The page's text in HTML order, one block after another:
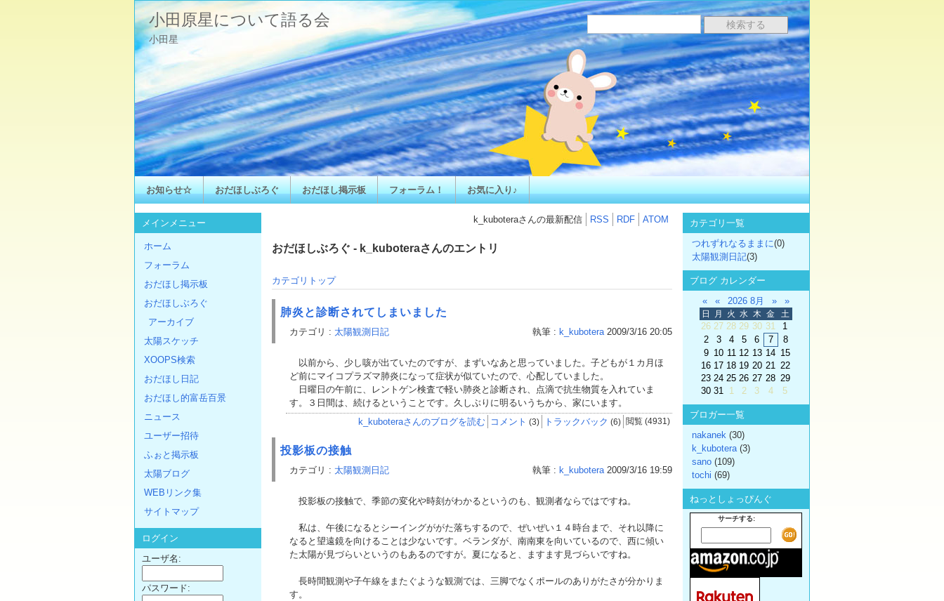
小田原星について語る会
小田星
お知らせ☆ おだほしぶろぐ おだほし掲示板 フォーラム！ お気に入り♪
k_kuboteraさんの最新配信 RSS RDF ATOM
おだほしぶろぐ - k_kuboteraさんのエントリ
カテゴリトップ
肺炎と診断されてしまいました
カテゴリ : 太陽観測日記 執筆 : k_kubotera 2009/3/16 20:05
以前から、少し咳が出ていたのですが、まずいなあと思っていました。子どもが１カ月ほ
ど前にマイコプラズマ肺炎になって症状が似ていたので、心配していました。
日曜日の午前に、レントゲン検査で軽い肺炎と診断され、点滴で抗生物質を入れていま
す。３日間は、続けるということです。久しぶりに明るいうちから、家にいます。
k_kuboteraさんのブログを読む
コメント (3) トラックバック (6) 閲覧 (4931)
投影板の接触
カテゴリ : 太陽観測日記 執筆 : k_kubotera 2009/3/16 19:59
投影板の接触で、季節の変化や時刻がわかるというのも、観測者ならではですね。
私は、午後になるとシーイングががた落ちするので、ぜいぜい１４時台まで、それ以降に
なると望遠鏡を向けることは少ないです。ベランダが、南南東を向いているので、西に傾い
た太陽が見づらいというのもあるのですが。夏になると、ますます見づらいですね。
長時間観測や子午線をまたぐような観測では、三脚でなくポールのありがたさが分かりま
す。
メインメニュー
ホーム
フォーラム
おだほし掲示板
おだほしぶろぐ
アーカイブ
太陽スケッチ
XOOPS検索
おだほし日記
おだほし的富岳百景
ニュース
ユーザー招待
ふぉと掲示板
太陽ブログ
WEBリンク集
サイトマップ
ログイン
ユーザ名:
パスワード:
カテゴリ一覧
つれずれなるままに(0)
太陽観測日記(3)
ブログ カレンダー
«
« 2026 8月 » »
日 月 火 水 木 金 土
26 27 28 29 30 31
1
2
3 4 5 6 7
8
9 10 11 12 13 14 15
16 17 18 19 20 21 22
23 24 25 26 27 28 29
30 31 1 2 3 4 5
ブロガー一覧
nakanek (30)
k_kubotera(3)
sano (109)
tochi (69)
ねっとしょっぴんぐ
サーチする: